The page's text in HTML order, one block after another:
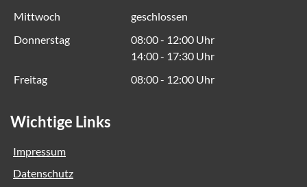
Mittwoch
geschlossen
Donnerstag
08:00 - 12:00 Uhr
14:00 - 17:30 Uhr
Freitag
08:00 - 12:00 Uhr
Wichtige Links
Impressum
Datenschutz